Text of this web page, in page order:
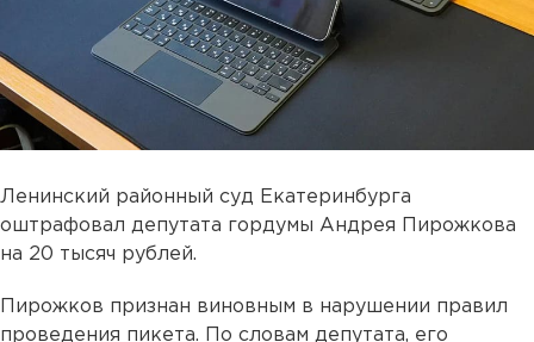
Ленинский районный суд Екатеринбурга
оштрафовал депутата гордумы Андрея Пирожкова
на 20 тысяч рублей.
Пирожков признан виновным в нарушении правил
проведения пикета. По словам депутата, его